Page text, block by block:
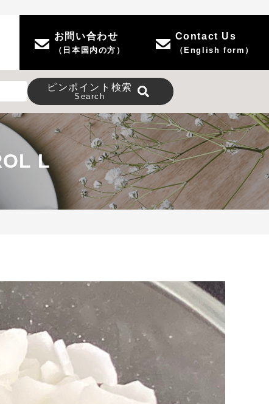
お問い合わせ
（日本国内の方）
Contact Us
（English form）
ピンポイント 検索
Search
L